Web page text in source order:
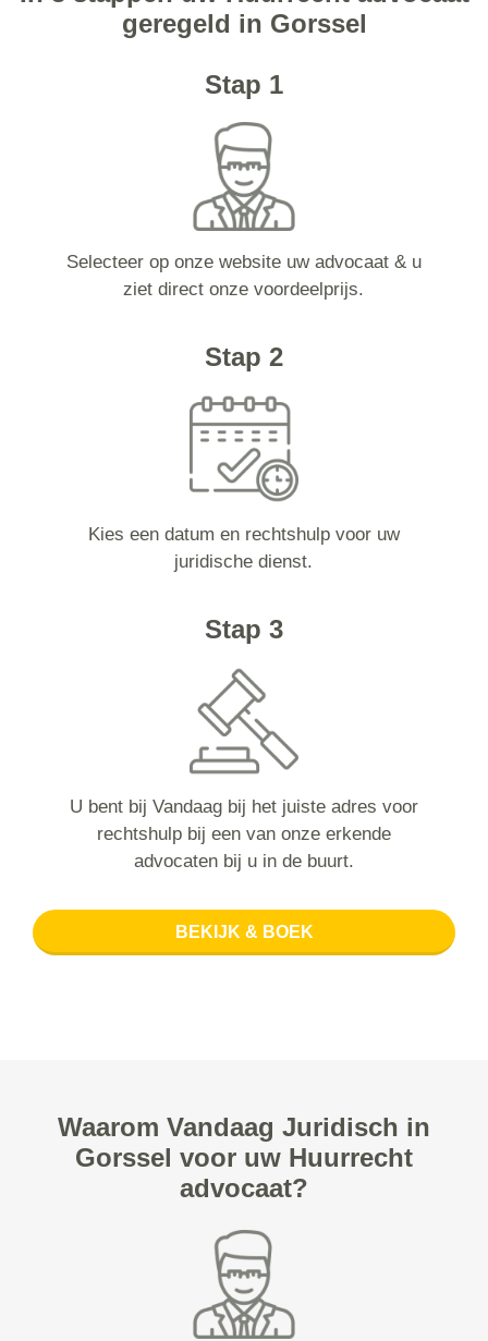
geregeld in Gorssel
Stap 1
Selecteer op onze website uw advocaat & u
ziet direct onze voordeelprijs.
Stap 2
Kies een datum en rechtshulp voor uw
juridische dienst.
Stap 3
U bent bij Vandaag bij het juiste adres voor
rechtshulp bij een van onze erkende
advocaten bij u in de buurt.
BEKIJK & BOEK
Waarom Vandaag Juridisch in
Gorssel voor uw Huurrecht
advocaat?